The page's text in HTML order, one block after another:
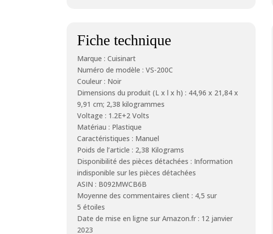
Fiche technique
Marque : Cuisinart
Numéro de modèle : VS-200C
Couleur : Noir
Dimensions du produit (L x l x h) : 44,96 x 21,84 x
9,91 cm; 2,38 kilogrammes
Voltage : 1.2E+2 Volts
Matériau : Plastique
Caractéristiques : Manuel
Poids de l’article : 2,38 Kilograms
Disponibilité des pièces détachées : Information
indisponible sur les pièces détachées
ASIN : B092MWCB6B
Moyenne des commentaires client : 4,5 sur
5 étoiles
Date de mise en ligne sur Amazon.fr : 12 janvier
2023